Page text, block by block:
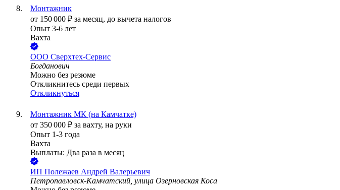
Монтажник
от 150 000 ₽ за месяц, до вычета налогов
Опыт 3-6 лет
Вахта
ООО Сверхтех-Сервис
Богданович
Можно без резюме
Откликнитесь среди первых
Откликнуться
Монтажник МК (на Камчатке)
от 350 000 ₽ за вахту, на руки
Опыт 1-3 года
Вахта
Выплаты: Два раза в месяц
ИП Полежаев Андрей Валерьевич
Петропавловск-Камчатский, улица Озерновская Коса